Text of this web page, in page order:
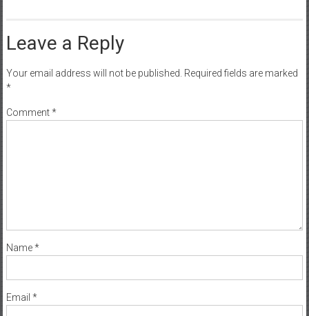
Leave a Reply
Your email address will not be published. Required fields are marked
*
Comment*
Name*
Email *